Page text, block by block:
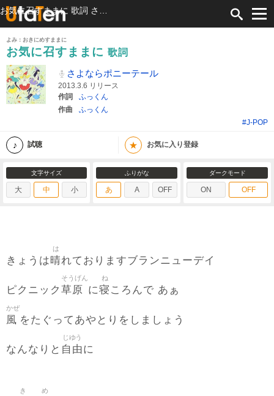
よみ：おきにめすままに
お気に召すままに 歌詞
さよならポニーテール
2013.3.6 リリース
作詞
ふっくん
作曲
ふっくん
#J-POP
試聴 ★ お気に入り登録
文字サイズ
大 中 小
ふりがな
あ A OFF
ダークモード
ON OFF
きょうは晴
は
れておりますブランニューデイ
ピクニック 草原
そうげん
に寝
ね
ころんで あぁ
風
かぜ
をたぐってあやとりをしましょう
なんなりと 自由
じゆう
に
き め